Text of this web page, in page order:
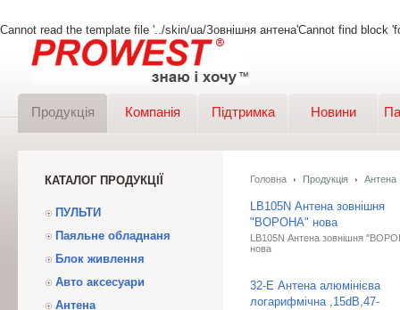
Cannot read the template file '../skin/ua/Зовнішня антена'Cannot find block
Продукція Компанія Підтримка Новини
КАТАЛОГ ПРОДУКЦІЇ
ПУЛЬТИ
Паяльне обладнаня
Блок живлення
Авто аксесуари
Антена
Головна Продукція Антена
LB105N Антена зовнішня
"ВОРОНА" нова
LB105N Антена зовнішня
нова
32-E Антена алюмінієва
логарифмічна ,15dB,47-